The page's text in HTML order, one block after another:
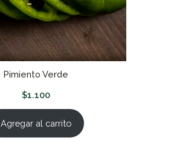
Pimiento Verde
$1.100
Agregar al carrito